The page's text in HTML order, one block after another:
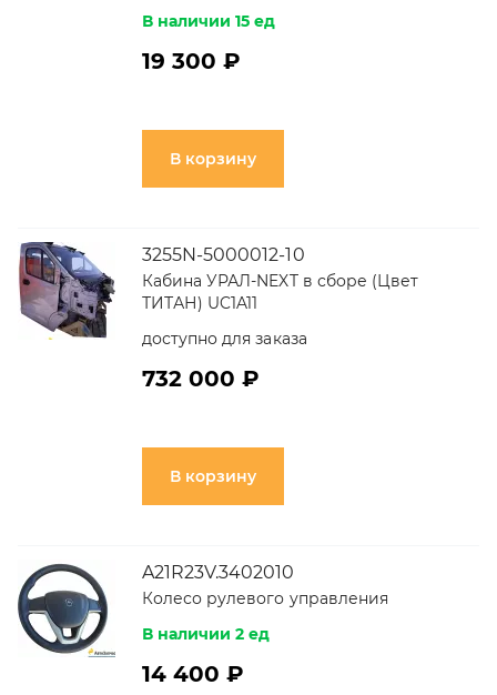
В наличии 15 ед
19 300 ₽
В корзину
3255N-5000012-10
Кабина УРАЛ-NEXT в сборе (Цвет
ТИТАН) UC1A11
доступно для заказа
732 000 ₽
В корзину
A21R23V.3402010
Колесо рулевого управления
В наличии 2 ед
14 400 ₽